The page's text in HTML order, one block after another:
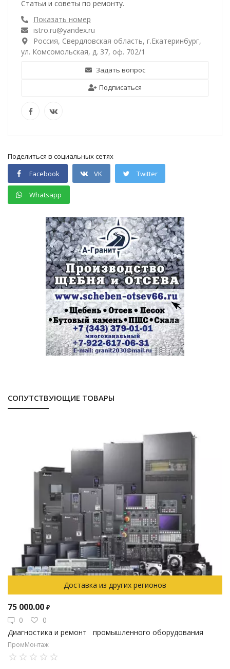
Статьи и советы по ремонту.
Показать номер
istro.ru@yandex.ru
Россия, Свердловская область, г.Екатеринбург,
ул. Комсомольская, д. 37, оф. 702/1
Задать вопрос
Подписаться
Поделиться в социальных сетях
Facebook
VK Twitter
Whatsapp
СОПУТСТВУЮЩИЕ ТОВАРЫ
Доставка из других регионов
75 000.00 ₽
0
0
Диагностика и ремонт промышленного оборудования
ПромМонтаж